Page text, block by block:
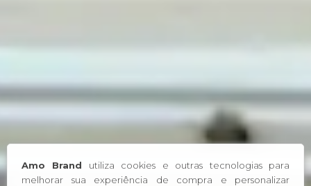
Amo Brand utiliza cookies e outras tecnologias para
melhorar sua experiência de compra e personalizar